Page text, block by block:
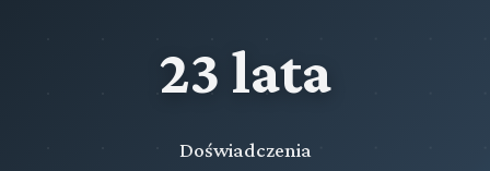
Rozdział 66e (art. 611g - 611s)
Współpraca z Międzynarodowym Trybunałem Karnym
Rozdział 66f (art. 611t - 611tf)
Wystąpienie do państwa członkowskiego Unii
23 lata
Doświadczenia